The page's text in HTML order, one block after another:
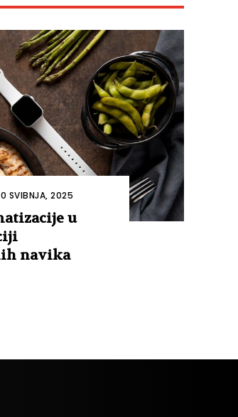
SVIBNJA, 2025
u
navika